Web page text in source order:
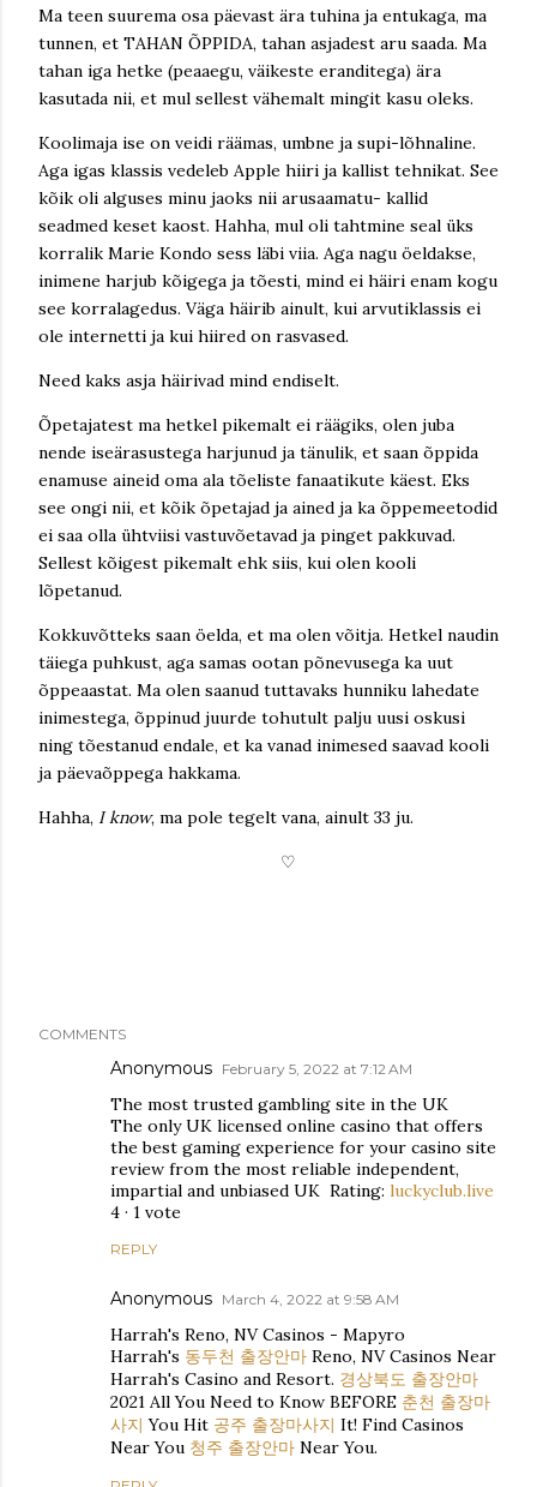
Ma teen suurema osa päevast ära tuhina ja entukaga, ma
tunnen, et TAHAN ÕPPIDA, tahan asjadest aru saada. Ma
tahan iga hetke (peaaegu, väikeste eranditega) ära
kasutada nii, et mul sellest vähemalt mingit kasu oleks.
Koolimaja ise on veidi räämas, umbne ja supi-lõhnaline.
Aga igas klassis vedeleb Apple hiiri ja kallist tehnikat. See
kõik oli alguses minu jaoks nii arusaamatu- kallid
seadmed keset kaost. Hahha, mul oli tahtmine seal üks
korralik Marie Kondo sess läbi viia. Aga nagu öeldakse,
inimene harjub kõigega ja tõesti, mind ei häiri enam kogu
see korralagedus. Väga häirib ainult, kui arvutiklassis ei
ole internetti ja kui hiired on rasvased.
Need kaks asja häirivad mind endiselt.
Õpetajatest ma hetkel pikemalt ei räägiks, olen juba
nende iseärasustega harjunud ja tänulik, et saan õppida
enamuse aineid oma ala tõeliste fanaatikute käest. Eks
see ongi nii, et kõik õpetajad ja ained ja ka õppemeetodid
ei saa olla ühtviisi vastuvõetavad ja pinget pakkuvad.
Sellest kõigest pikemalt ehk siis, kui olen kooli
lõpetanud.
Kokkuvõtteks saan öelda, et ma olen võitja. Hetkel naudin
täiega puhkust, aga samas ootan põnevusega ka uut
õppeaastat. Ma olen saanud tuttavaks hunniku lahedate
inimestega, õppinud juurde tohutult palju uusi oskusi
ning tõestanud endale, et ka vanad inimesed saavad kooli
ja päevaõppega hakkama.
Hahha, I know, ma pole tegelt vana, ainult 33 ju.
♡
COMMENTS
Anonymous February 5, 2022 at 7:12 AM
The most trusted gambling site in the UK
The only UK licensed online casino that offers
the best gaming experience for your casino site
review from the most reliable independent,
impartial and unbiased UK Rating: luckyclub.live
4 · ‎1 vote
REPLY
Anonymous March 4, 2022 at 9:58 AM
Harrah's Reno, NV Casinos - Mapyro
Harrah's 동두천 출장안마 Reno, NV Casinos Near
Harrah's Casino and Resort. 경상북도 출장안마
2021 All You Need to Know BEFORE 춘천 출장마
사지 You Hit 공주 출장마사지 It! Find Casinos
Near You 청주 출장안마 Near You.